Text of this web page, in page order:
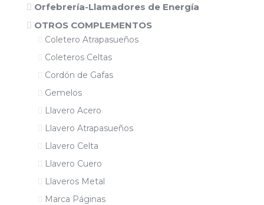
Orfebrería-Llamadores de Energía
OTROS COMPLEMENTOS
Coletero Atrapasueños
Coleteros Celtas
Cordón de Gafas
Gemelos
Llavero Acero
Llavero Atrapasueños
Llavero Celta
Llavero Cuero
Llaveros Metal
Marca Páginas